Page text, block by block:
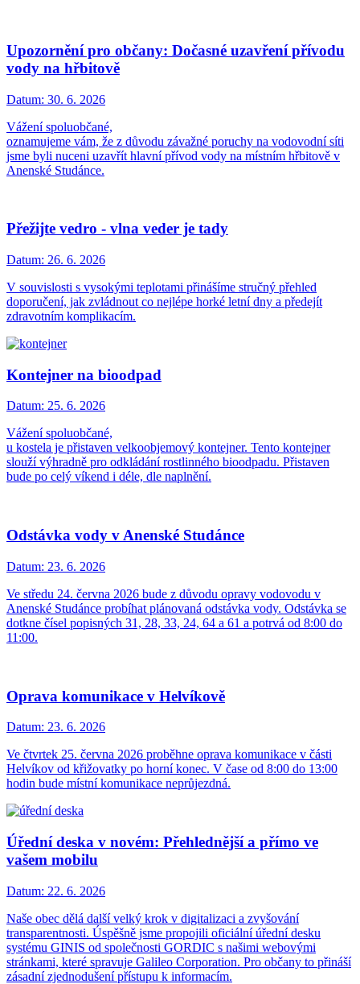
Upozornění pro občany: Dočasné uzavření přívodu
vody na hřbitově
Datum: 30. 6. 2026
Vážení spoluobčané,
oznamujeme vám, že z důvodu závažné poruchy na vodovodní síti
jsme byli nuceni uzavřít hlavní přívod vody na místním hřbitově v
Anenské Studánce.
Přežijte vedro - vlna veder je tady
Datum: 26. 6. 2026
V souvislosti s vysokými teplotami přinášíme stručný přehled
doporučení, jak zvládnout co nejlépe horké letní dny a předejít
zdravotním komplikacím.
Kontejner na bioodpad
Datum: 25. 6. 2026
Vážení spoluobčané,
u kostela je přistaven velkoobjemový kontejner. Tento kontejner
slouží výhradně pro odkládání rostlinného bioodpadu. Přistaven
bude po celý víkend i déle, dle naplnění.
Odstávka vody v Anenské Studánce
Datum: 23. 6. 2026
Ve středu 24. června 2026 bude z důvodu opravy vodovodu v
Anenské Studánce probíhat plánovaná odstávka vody. Odstávka se
dotkne čísel popisných 31, 28, 33, 24, 64 a 61 a potrvá od 8:00 do
11:00.
Oprava komunikace v Helvíkově
Datum: 23. 6. 2026
Ve čtvrtek 25. června 2026 proběhne oprava komunikace v části
Helvíkov od křižovatky po horní konec. V čase od 8:00 do 13:00
hodin bude místní komunikace neprůjezdná.
Úřední deska v novém: Přehlednější a přímo ve
vašem mobilu
Datum: 22. 6. 2026
Naše obec dělá další velký krok v digitalizaci a zvyšování
transparentnosti. Úspěšně jsme propojili oficiální úřední desku
systému GINIS od společnosti GORDIC s našimi webovými
stránkami, které spravuje Galileo Corporation. Pro občany to přináší
zásadní zjednodušení přístupu k informacím.